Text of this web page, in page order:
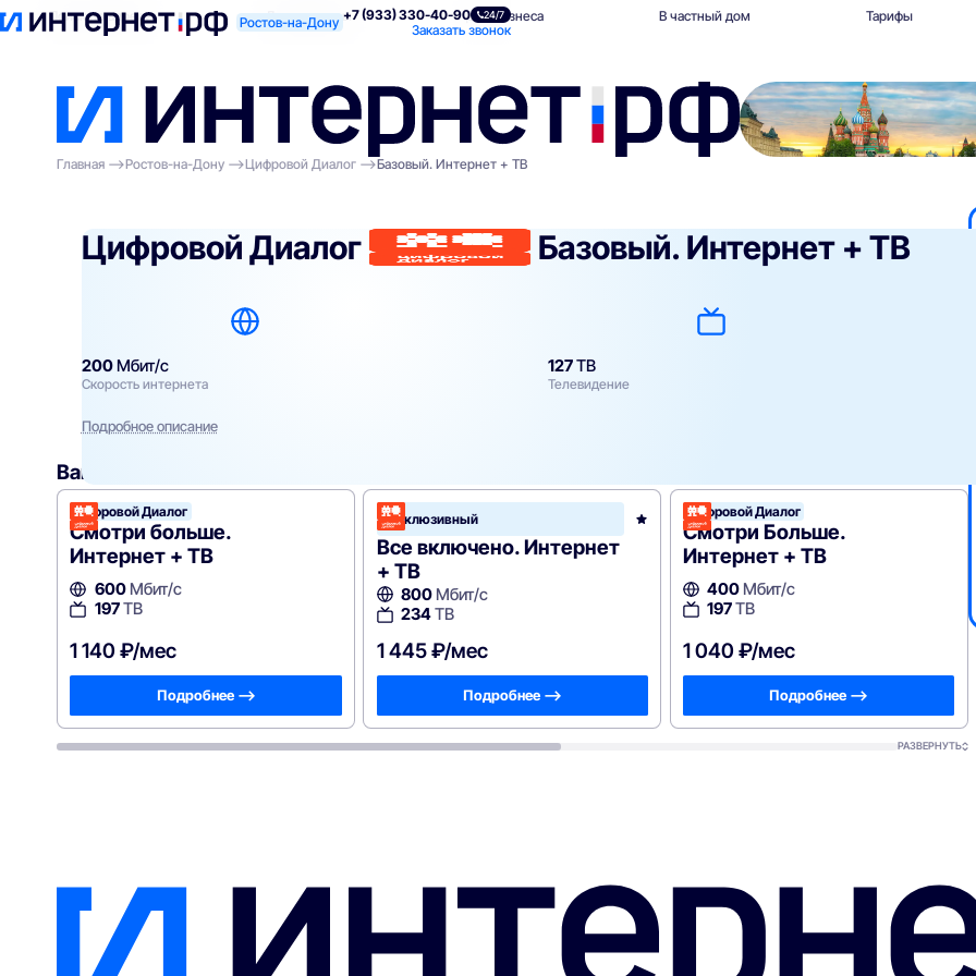
Ростов-на-Дону +7 (933) 330-40-90 24/7
Заказать звонок
Поиск по адресу Для квартиры Для бизнеса В частный дом Тарифы
Главная
Ростов-на-Дону Цифровой Диалог Базовый. Интернет + ТВ
Цифровой Диалог Базовый. Интернет + ТВ
200Мбит/с
Скорость интернета
127ТВ
Телевидение
Подробное описание
Вам могут подойти
Цифровой Диалог
Смотри больше.
Интернет + ТВ
600Мбит/с
197ТВ
1 140 ₽/мес
Подробнее —>
Эксклюзивный
Диалог
Все включено. Интернет
+ ТВ
800 Мбит/с
234ТВ
1 445 ₽/мес
Подробнее —>
Цифровой Диалог
Смотри Больше.
Интернет + ТВ
400 Мбит/с
197ТВ
1 040 ₽/мес
Подробнее —>
РАЗВЕРНУТЬ